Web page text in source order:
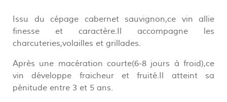
Issu du cépage cabernet sauvignon,ce vin allie
finesse et caractère.Il accompagne les
charcuteries,volailles et grillades.
Après une macération courte(6-8 jours à froid),ce
vin développe fraicheur et fruité.Il atteint sa
pénitude entre 3 et 5 ans.